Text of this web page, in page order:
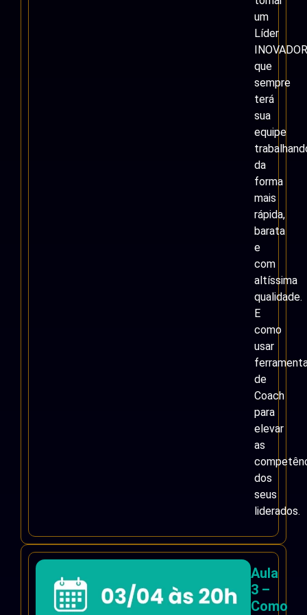
um
Líder
que
sempre
terá
sua
equipe
da
forma
mais
rápida,
barata
e
com
altíssima
qualidade.
E
como
usar
de
Coach
para
elevar
as
dos
seus
liderados.
Aula
3 –
Como